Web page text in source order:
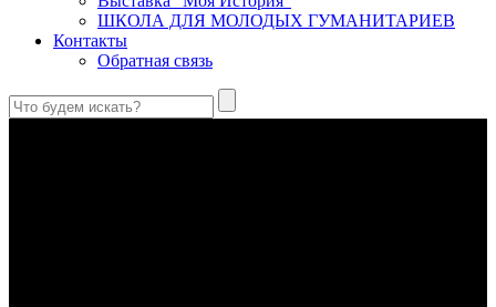
ШКОЛА ДЛЯ МОЛОДЫХ ГУМАНИТАРИЕВ
Контакты
Обратная связь